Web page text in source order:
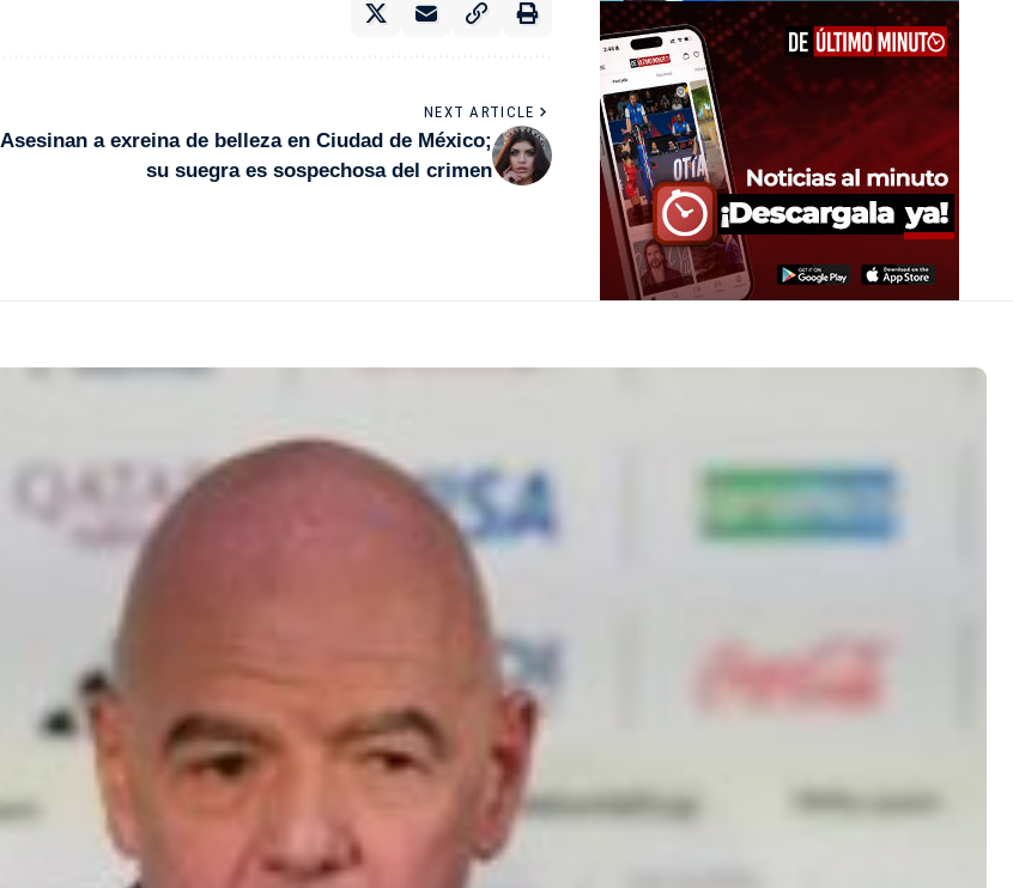
NEXT ARTICLE
Asesinan a exreina de belleza en Ciudad de México;
su suegra es sospechosa del crimen